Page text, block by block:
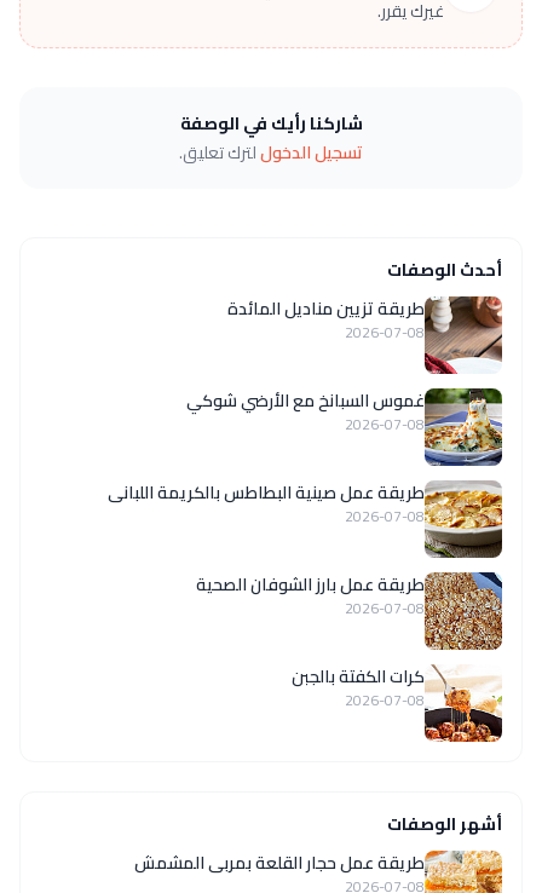
غيرك يقرر.
شاركنا رأيك في الوصفة
تسجيل الدخوللترك تعليق.
أحدث الوصفات
طريقة تزيين مناديل المائدة
2026-07-08
غموس السبانخ مع الأرضي شوكي
2026-07-08
طريقة عمل صينية البطاطس بالكريمة اللبانى
2026-07-08
طريقة عمل بارز الشوفان الصحية
2026-07-08
كرات الكفتة بالجبن
2026-07-08
أشهر الوصفات
طريقة عمل حجار القلعة بمربى المشمش
2026-07-08